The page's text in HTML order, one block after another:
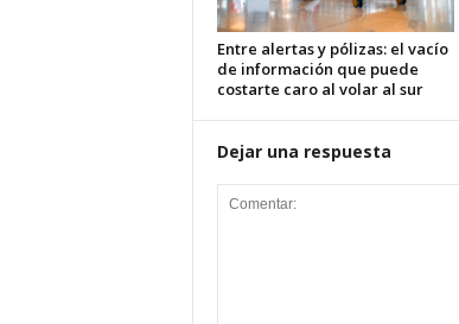
Entre alertas y pólizas: el vacío
de información que puede
costarte caro al volar al sur
Dejar una respuesta